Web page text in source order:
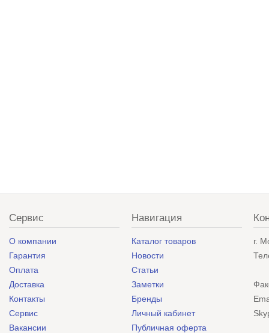
Сервис
О компании
Гарантия
Оплата
Доставка
Контакты
Сервис
Вакансии
Навигация
Каталог товаров
Новости
Статьи
Заметки
Бренды
Личный кабинет
Публичная оферта
г.